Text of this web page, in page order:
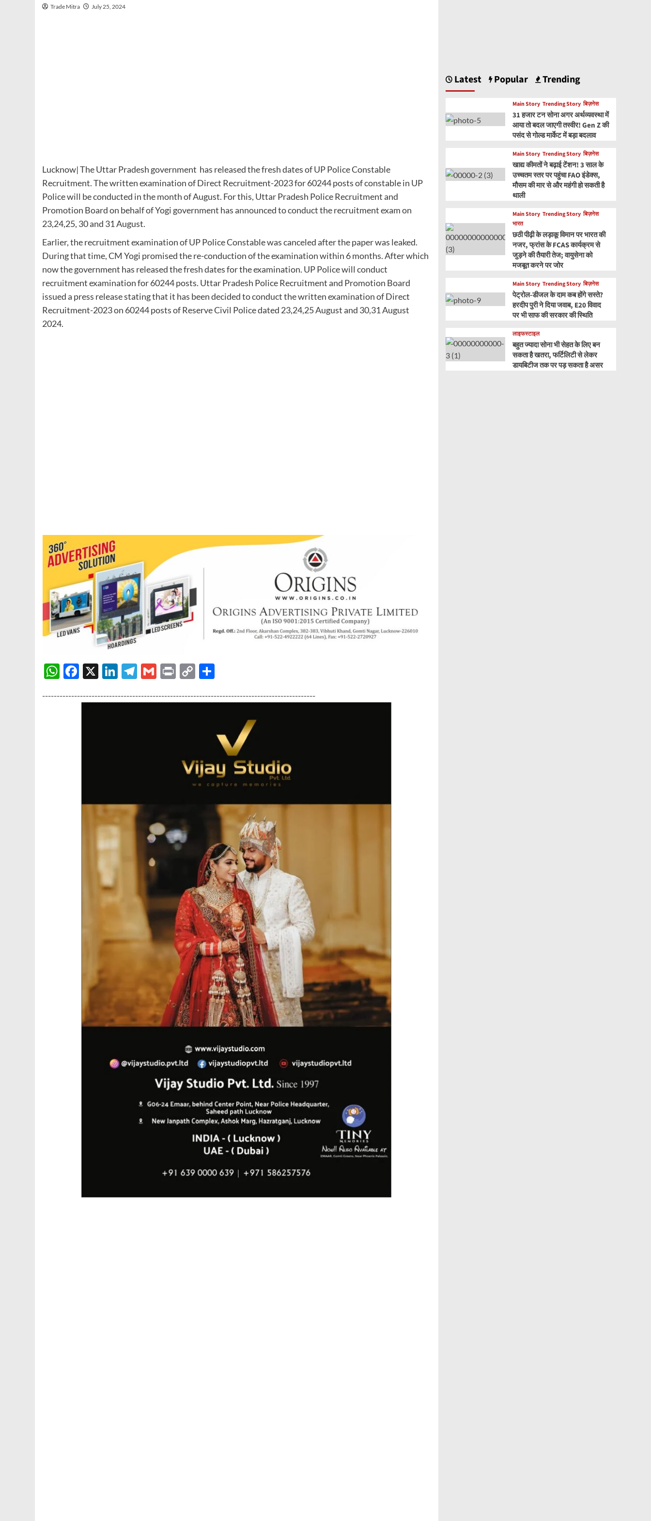
Trade Mitra July 25, 2024
Lucknow| The Uttar Pradesh government has released the fresh dates of UP Police Constable
Recruitment. The written examination of Direct Recruitment-2023 for 60244 posts of constable in UP
Police will be conducted in the month of August. For this, Uttar Pradesh Police Recruitment and
Promotion Board on behalf of Yogi government has announced to conduct the recruitment exam on
23,24,25, 30 and 31 August.
Earlier, the recruitment examination of UP Police Constable was canceled after the paper was leaked.
During that time, CM Yogi promised the re-conduction of the examination within 6 months. After which
now the government has released the fresh dates for the examination. UP Police will conduct
recruitment examination for 60244 posts. Uttar Pradesh Police Recruitment and Promotion Board
issued a press release stating that it has been decided to conduct the written examination of Direct
Recruitment-2023 on 60244 posts of Reserve Civil Police dated 23,24,25 August and 30,31 August
2024.
WhatsApp
Facebook
X LinkedIn
Telegram
GmailPrintCopy
----------------------------------------------------------------------------------------------
Latest Popular Trending
Main Story Trending Story बिज़नेस
31 हजार टन सोना अगर अर्थव्यवस्था में
आया तो बदल जाएगी तस्वीर! Gen Z की
पसंद से गोल्ड मार्केट में बड़ा बदलाव
Main Story Trending Story बिज़नेस
खाद्य कीमतों ने बढ़ाई टेंशन! 3 साल के
उच्चतम स्तर पर पहुंचा FAO इंडेक्स,
मौसम की मार से और महंगी हो सकती है
थाली
Main Story Trending Story बिज़नेस
भारत
छठी पीढ़ी के लड़ाकू विमान पर भारत की
नजर, फ्रांस के FCAS कार्यक्रम से
जुड़ने की तैयारी तेज; वायुसेना को
मजबूत करने पर जोर
Main Story Trending Story बिज़नेस
पेट्रोल-डीजल के दाम कब होंगे सस्ते?
हरदीप पुरी ने दिया जवाब, E20 विवाद
पर भी साफ की सरकार की स्थिति
लाइफस्टाइल
बहुत ज्यादा सोना भी सेहत के लिए बन
सकता है खतरा, फर्टिलिटी से लेकर
डायबिटीज तक पर पड़ सकता है असर